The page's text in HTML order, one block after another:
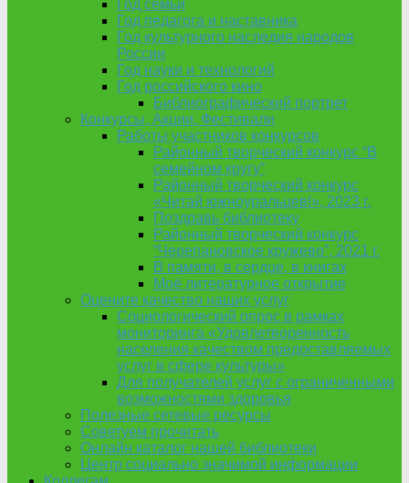
Год семьи
Год педагога и наставника
Год культурного наследия народов
России
Год науки и технологий
Год российского кино
Библиографический портрет
Конкурсы, Акции, Фестивали
Работы участников конкурсов
Районный творческий конкурс “В
семейном кругу”
Районный творческий конкурс
«Читай южноуральцев!», 2023 г.
Поздравь библиотеку
Районный творческий конкурс
“Черепановское кружево”, 2021 г.
В памяти, в сердце, в книгах
Моё литературное открытие
Оцените качество наших услуг
Социологический опрос в рамках
мониторинга «Удовлетворенность
населения качеством предоставляемых
услуг в сфере культуры»
Для получателей услуг с ограниченными
возможностями здоровья
Полезные сетевые ресурсы
Советуем прочитать
Онлайн каталог нашей библиотеки
Центр социально значимой информации